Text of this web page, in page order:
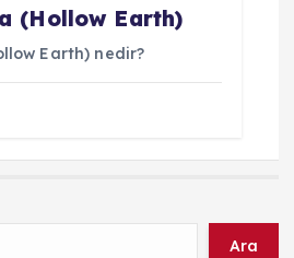
(Hollow Earth)
Earth) nedir?
Ara